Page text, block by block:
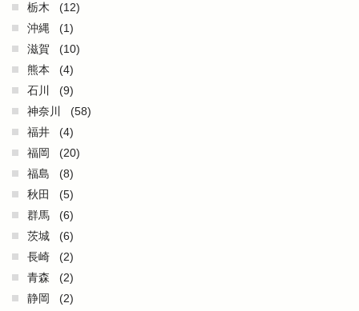
栃木
(12)
沖縄
(1)
滋賀
(10)
熊本
(4)
石川
(9)
神奈川
(58)
福井
(4)
福岡
(20)
福島
(8)
秋田
(5)
群馬
(6)
茨城
(6)
長崎
(2)
青森
(2)
静岡
(2)